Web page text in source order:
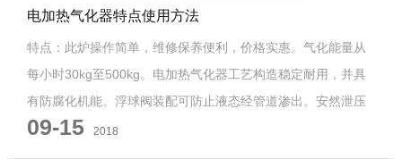
电加热气化器特点使用方法
特点：此炉操作简单，维修保养便利，价格实惠。气化能量从
每小时30kg至500kg。电加热气化器工艺构造稳定耐用，并具
有防腐化机能。浮球阀装配可防止液态经管道渗出。安然泄压
阀可将超压气体主动排出再主动封...
09-15 2018